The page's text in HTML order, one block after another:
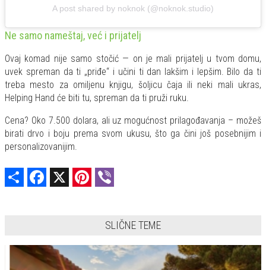
A post shared by noknok (@noknok.studio)
Ne samo nameštaj, već i prijatelj
Ovaj komad nije samo stočić — on je mali prijatelj u tvom domu,
uvek spreman da ti „priđe“ i učini ti dan lakšim i lepšim. Bilo da ti
treba mesto za omiljenu knjigu, šoljicu čaja ili neki mali ukras,
Helping Hand će biti tu, spreman da ti pruži ruku.
Cena? Oko 7.500 dolara, ali uz mogućnost prilagođavanja – možeš
birati drvo i boju prema svom ukusu, što ga čini još posebnijim i
personalizovanijim.
Share Facebook Pinterest
SLIČNE TEME